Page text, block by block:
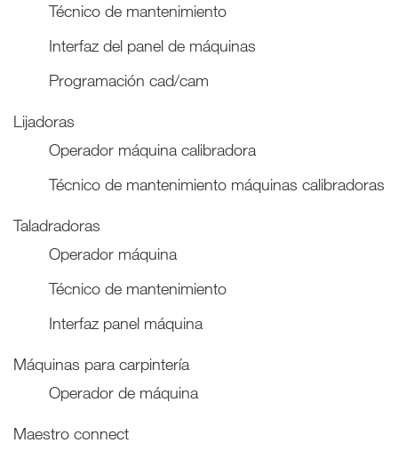
Técnico de mantenimiento
Interfaz del panel de máquinas
Programación cad/cam
Lijadoras
Operador máquina calibradora
Técnico de mantenimiento máquinas calibradoras
Taladradoras
Operador máquina
Técnico de mantenimiento
Interfaz panel máquina
Máquinas para carpintería
Operador de máquina
Maestro connect